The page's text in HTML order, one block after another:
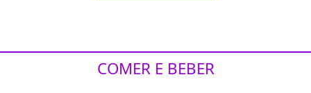
COMER E BEBER